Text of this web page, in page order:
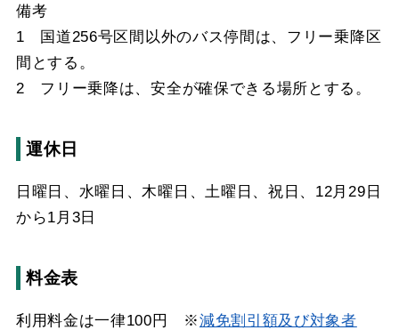
備考
1 国道256号区間以外のバス停間は、フリー乗降区
間とする。
2 フリー乗降は、安全が確保できる場所とする。
運休日
日曜日、水曜日、木曜日、土曜日、祝日、12月29日
から1月3日
料金表
利用料金は一律100円 ※減免割引額及び対象者